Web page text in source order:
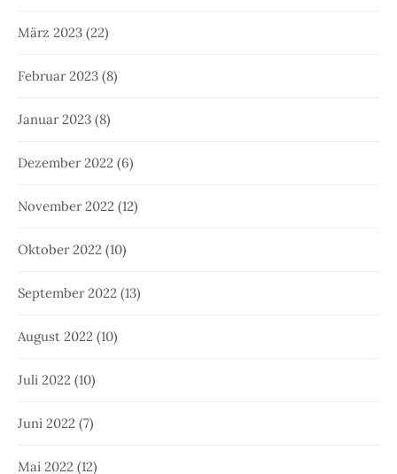
März 2023 (22)
Februar 2023 (8)
Januar 2023 (8)
Dezember 2022 (6)
November 2022 (12)
Oktober 2022 (10)
September 2022 (13)
August 2022 (10)
Juli 2022 (10)
Juni 2022 (7)
Mai 2022 (12)